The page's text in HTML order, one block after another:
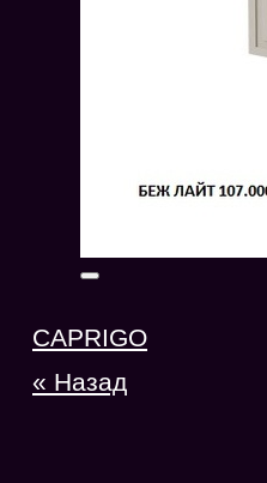
CAPRIGO
« Назад